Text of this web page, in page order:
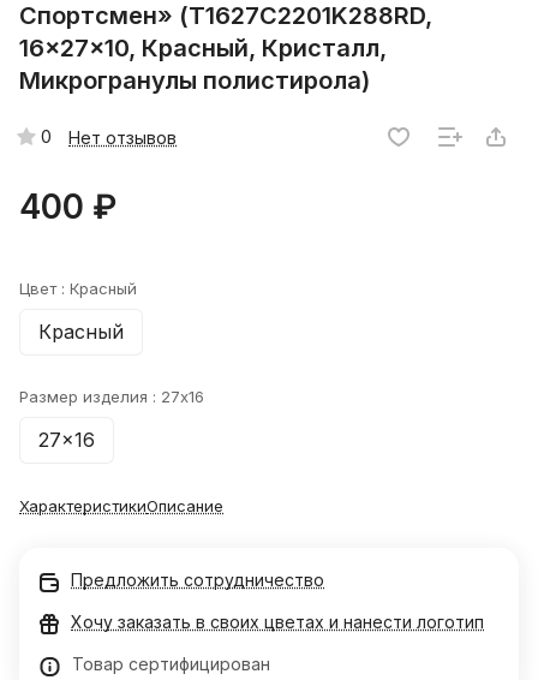
Спортсмен» (T1627C2201K288RD,
16x27x10, Красный, Кристалл,
Микрогранулы полистирола)
0 Нет отзывов
400 ₽
Цвет : Красный
Красный
Размер изделия : 27x16
27x16
ХарактеристикиОписание
Предложить сотрудничество
Хочу заказать в своих цветах и нанести логотип
Товар сертифицирован